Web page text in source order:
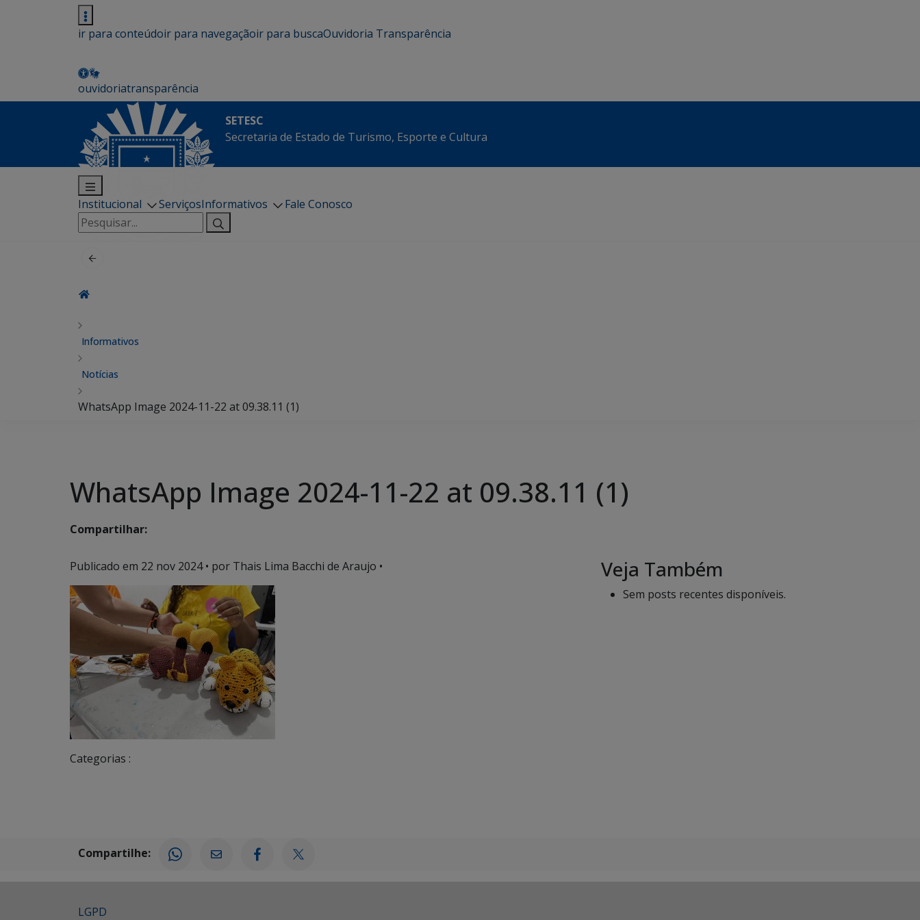
ir para conteúdoir para navegaçãoir para buscaOuvidoria Transparência
ouvidoriatransparência
SETESC
Secretaria de Estado de Turismo, Esporte e Cultura
Institucional ServiçosInformativos
Fale Conosco
Pesquisar
por:
Informativos
Notícias
WhatsApp Image 2024-11-22 at 09.38.11 (1)
WhatsApp Image 2024-11-22 at 09.38.11 (1)
Compartilhar:
Publicado em 22 nov 2024• por Thais Lima Bacchi de Araujo •
Categorias :
Veja Também
Sem posts recentes disponíveis.
Compartilhe:
LGPD